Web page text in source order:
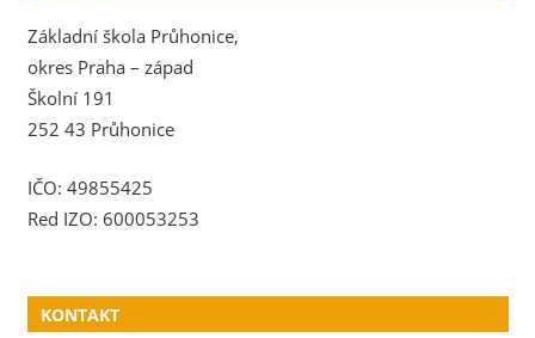
Základní škola Průhonice,
okres Praha – západ
Školní 191
252 43 Průhonice
IČO: 49855425
Red IZO: 600053253
KONTAKT